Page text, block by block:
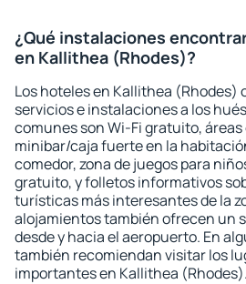
¿Qué instalaciones
en Kallithea (Rhodes)?
Los hoteles en Kallithea (Rhodes)
servicios e instalaciones a los
comunes son Wi-Fi gratuito,
minibar/caja fuerte en la
comedor, zona de juegos para
gratuito, y folletos informativos
turísticas más interesantes de la
alojamientos también ofrecen un
desde y hacia el aeropuerto. En
también recomiendan visitar los
importantes en Kallithea (Rhodes).